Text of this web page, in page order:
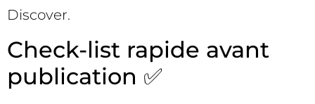
Discover.
Check-list rapide avant
publication ✅